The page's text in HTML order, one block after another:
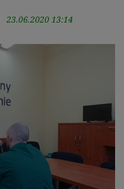
23.06.2020 13:14